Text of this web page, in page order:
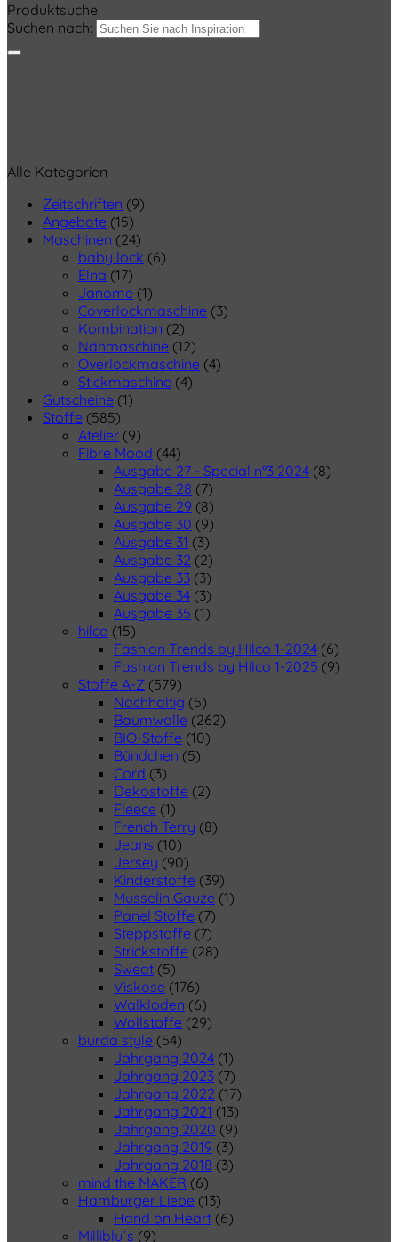
Produktsuche
Suchen nach:
Alle Kategorien
Zeitschriften (9)
Angebote (15)
Maschinen (24)
baby lock (6)
Elna (17)
Janome (1)
Coverlockmaschine (3)
Kombination (2)
Nähmaschine (12)
Overlockmaschine (4)
Stickmaschine (4)
Gutscheine (1)
Stoffe (585)
Atelier (9)
Fibre Mood (44)
Ausgabe 27 - Special n°3 2024 (8)
Ausgabe 28 (7)
Ausgabe 29 (8)
Ausgabe 30 (9)
Ausgabe 31 (3)
Ausgabe 32 (2)
Ausgabe 33 (3)
Ausgabe 34 (3)
Ausgabe 35 (1)
hilco (15)
Fashion Trends by Hilco 1-2024 (6)
Fashion Trends by Hilco 1-2025 (9)
Stoffe A-Z (579)
Nachhaltig (5)
Baumwolle (262)
BIO-Stoffe (10)
Bündchen (5)
Cord (3)
Dekostoffe (2)
Fleece (1)
French Terry (8)
Jeans (10)
Jersey (90)
Kinderstoffe (39)
Musselin Gauze (1)
Panel Stoffe (7)
Steppstoffe (7)
Strickstoffe (28)
Sweat (5)
Viskose (176)
Walkloden (6)
Wollstoffe (29)
burda style (54)
Jahrgang 2024 (1)
Jahrgang 2023 (7)
Jahrgang 2022 (17)
Jahrgang 2021 (13)
Jahrgang 2020 (9)
Jahrgang 2019 (3)
Jahrgang 2018 (3)
mind the MAKER (6)
Hamburger Liebe (13)
Hand on Heart (6)
Milliblu´s (9)